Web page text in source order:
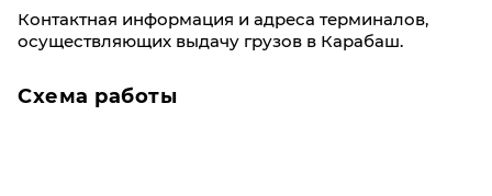
Контактная информация и адреса терминалов,
осуществляющих выдачу грузов в Карабаш.
Схема работы